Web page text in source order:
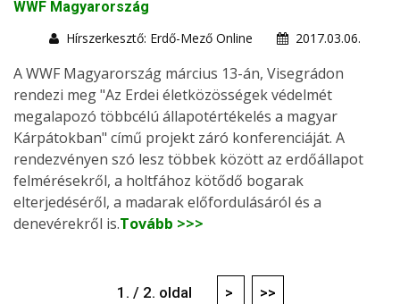
WWF Magyarország
Hírszerkesztő: Erdő-Mező Online
2017.03.06.
A WWF Magyarország március 13-án, Visegrádon
rendezi meg "Az Erdei életközösségek védelmét
megalapozó többcélú állapotértékelés a magyar
Kárpátokban" című projekt záró konferenciáját. A
rendezvényen szó lesz többek között az erdőállapot
felmérésekről, a holtfához kötődő bogarak
elterjedéséről, a madarak előfordulásáról és a
denevérekről is.Tovább >>>
1. / 2. oldal > >>